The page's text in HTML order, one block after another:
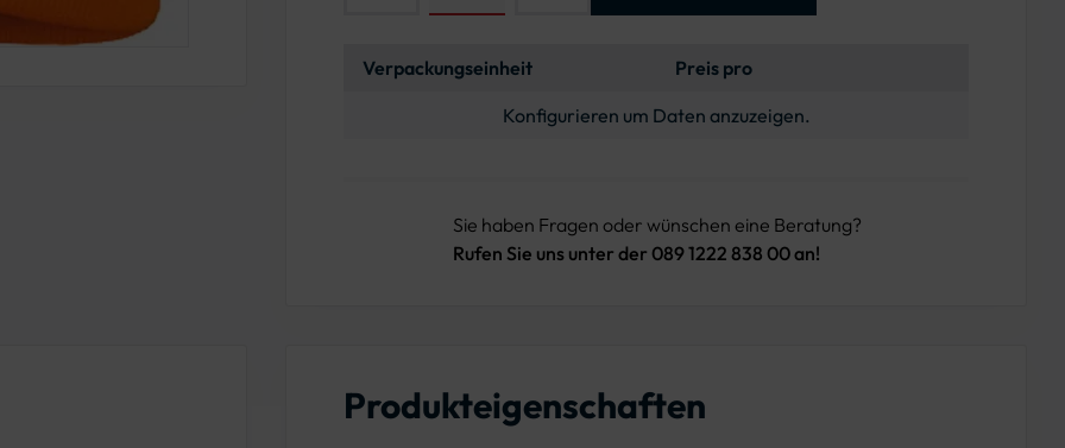
Verpackungseinheit
Preis pro
Konfigurieren um Daten anzuzeigen.
Sie haben Fragen oder wünschen eine Beratung?
Rufen Sie uns unter der 089 1222 838 00 an!
Produkteigenschaften